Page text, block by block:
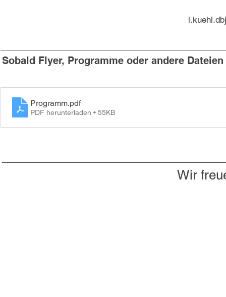
Sobald Flyer, Programme oder andere
Programm.pdf
PDF herunterladen • 55KB
Wir